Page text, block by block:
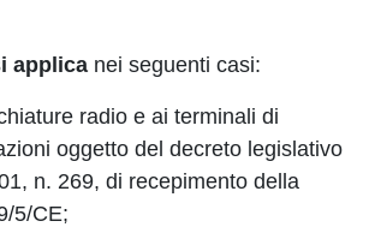
applica nei seguenti casi:
radio e ai terminali di
oggetto del decreto legislativo
n. 269, di recepimento della
5/CE;